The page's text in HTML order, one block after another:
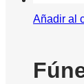
Añadir al